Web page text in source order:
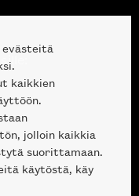
kaikkien
jolloin kaikkia
suorittamaan.
käytöstä, käy